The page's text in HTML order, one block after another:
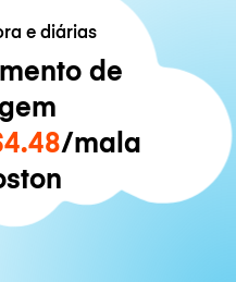
e diárias
de
/mala